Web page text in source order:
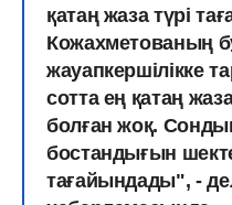
қатаң жаза түрі
Кожахметованың
жауапкершілікке
сотта ең қатаң
болған жоқ.
бостандығын
тағайындады", -